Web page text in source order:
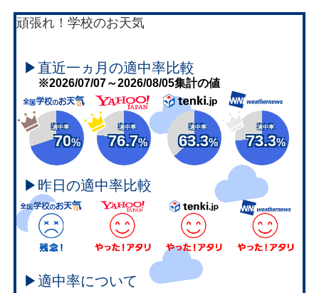
頑張れ！学校のお天気
▶直近一ヵ月の適中率比較
※2026/07/07～2026/08/05集計の値
適中率
70%
適中率
76.7%
適中率
63.3%
適中率
73.3%
▶昨日の適中率比較
▶適中率について